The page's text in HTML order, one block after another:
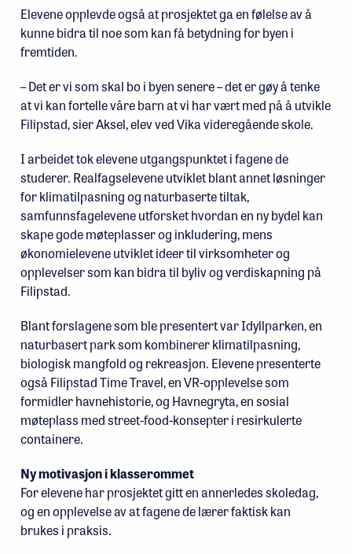
Elevene opplevde også at prosjektet ga en følelse av å
kunne bidra til noe som kan få betydning for byen i
fremtiden.
– Det er vi som skal bo i byen senere – det er gøy å tenke
at vi kan fortelle våre barn at vi har vært med på å utvikle
Filipstad, sier Aksel, elev ved Vika videregående skole.
I arbeidet tok elevene utgangspunktet i fagene de
studerer. Realfagselevene utviklet blant annet løsninger
for klimatilpasning og naturbaserte tiltak,
samfunnsfagelevene utforsket hvordan en ny bydel kan
skape gode møteplasser og inkludering, mens
økonomielevene utviklet ideer til virksomheter og
opplevelser som kan bidra til byliv og verdiskapning på
Filipstad.
Blant forslagene som ble presentert var Idyllparken, en
naturbasert park som kombinerer klimatilpasning,
biologisk mangfold og rekreasjon. Elevene presenterte
også Filipstad Time Travel, en VR-opplevelse som
formidler havnehistorie, og Havnegryta, en sosial
møteplass med street-food-konsepter i resirkulerte
containere.
Ny motivasjon i klasserommet
For elevene har prosjektet gitt en annerledes skoledag,
og en opplevelse av at fagene de lærer faktisk kan
brukes i praksis.